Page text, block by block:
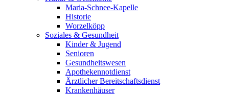
Maria-Schnee-Kapelle
Historie
Worzelköpp
Soziales & Gesundheit
Kinder & Jugend
Senioren
Gesundheitswesen
Apothekennotdienst
Ärztlicher Bereitschaftsdienst
Krankenhäuser